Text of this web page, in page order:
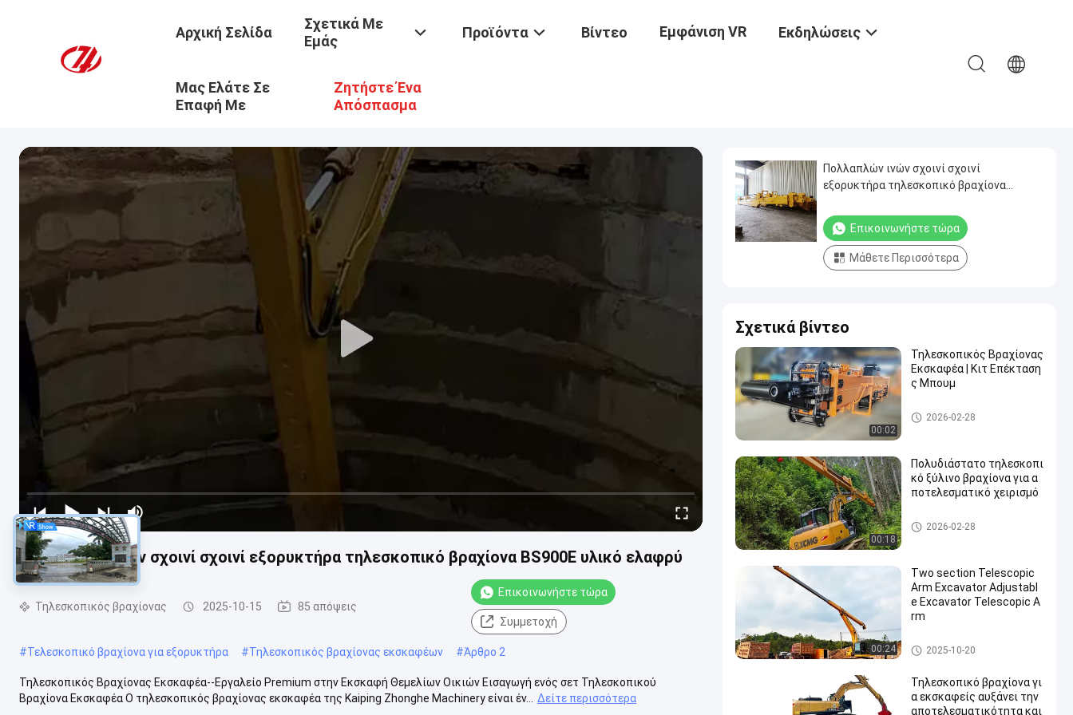
Αρχική Σελίδα
Σχετικά Με
Εμάς
Προϊόντα Βίντεο Εμφάνιση VR Εκδηλώσεις
Μας Ελάτε Σε
Επαφή Με
Ζητήστε Ένα
Απόσπασμα
Πολλαπλών ινών σχοινί σχοινί εξορυκτήρα τηλεσκοπικό βραχίονα BS900E υλικό ελαφρύ
Τηλεσκοπικός βραχίονας 2025-10-15 85 απόψεις
Επικοινωνήστε τώρα
Συμμετοχή
#Τελεσκοπικό βραχίονα για εξορυκτήρα #Τηλεσκοπικός βραχίονας εκσκαφέων #Άρθρο 2
Τηλεσκοπικός Βραχίονας Εκσκαφέα--Εργαλείο Premium στην Εκσκαφή Θεμελίων Οικιών Εισαγωγή ενός σετ Τηλεσκοπικού
Βραχίονα Εκσκαφέα Ο τηλεσκοπικός βραχίονας εκσκαφέα της Kaiping Zhonghe Machinery είναι έν...
Δείτε περισσότερα
Πολλαπλών ινών σχοινί σχοινί
εξορυκτήρα τηλεσκοπικό βραχίονα
Επικοινωνήστε τώρα
Μάθετε Περισσότερα
Σχετικά βίντεο
00:02
Τηλεσκοπικός Βραχίονας
Εκσκαφέα | Κιτ Επέκταση
ς Μπουμ
Τηλεσκοπικός βραχίονας
2026-02-28
00:18
Πολυδιάστατο τηλεσκοπι
κό ξύλινο βραχίονα για α
ποτελεσματικό χειρισμό
Τηλεσκοπικός βραχίονας
2026-02-28
00:24
Two section Telescopic
Arm Excavator Adjustabl
e Excavator Telescopic A
rm
Τηλεσκοπικός βραχίονας εκ
σκαφέων
2025-10-20
Τηλεσκοπικό βραχίονα γι
α εκσκαφείς αυξάνει την
αποτελεσματικότητα και